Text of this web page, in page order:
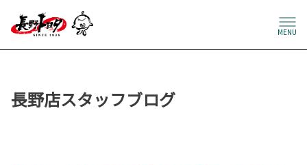
MENU
長野店スタッフブログ